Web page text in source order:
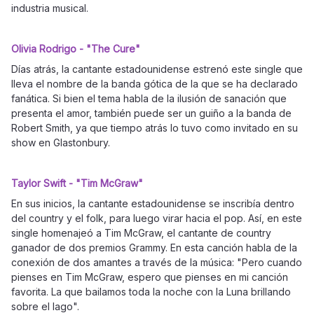
industria musical.
Olivia Rodrigo - "The Cure"
Días atrás, la cantante estadounidense estrenó este single que
lleva el nombre de la banda gótica de la que se ha declarado
fanática. Si bien el tema habla de la ilusión de sanación que
presenta el amor, también puede ser un guiño a la banda de
Robert Smith, ya que tiempo atrás lo tuvo como invitado en su
show en Glastonbury.
Taylor Swift - "Tim McGraw"
En sus inicios, la cantante estadounidense se inscribía dentro
del country y el folk, para luego virar hacia el pop. Así, en este
single homenajeó a Tim McGraw, el cantante de country
ganador de dos premios Grammy. En esta canción habla de la
conexión de dos amantes a través de la música: "Pero cuando
pienses en Tim McGraw, espero que pienses en mi canción
favorita. La que bailamos toda la noche con la Luna brillando
sobre el lago".